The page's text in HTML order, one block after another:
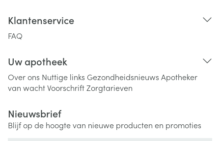
Klantenservice
FAQ
Uw apotheek
Over ons Nuttige links Gezondheidsnieuws Apotheker
van wachtVoorschriftZorgtarieven
Nieuwsbrief
Blijf op de hoogte van nieuwe producten en promoties